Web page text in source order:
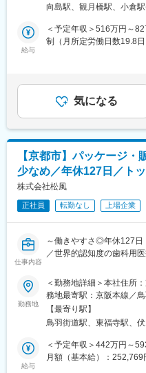
安心安全や、医療従事者
製品が多数あります。寡
る顧客からいかにシェア
【同社について】
当社は売上高256億円、
剤機器メーカーです。
1980年代から他社に先駆
網を拡大してきました。
に伸びているため経営が
変更の範囲：本文参照
ISO13485に基づいた部品
ーカーならではの購買実
・生産中止品発生時の在
連携）
・部品トレーサビリティ
■組織構成
生産グループ27名のうち
資材課は購買4名、資材5
します。
■当社について
医療機器・装置の各分野
す。特に試薬を売るため
ります。製品の本体は年
■特徴、魅力：
（1）働き方
週休2日で休日数130日で
やすく、ワークライフバ
当社は米国大手生化学臨
ンス分析機器及び、臨床
向島駅、観月橋駅、小倉
給与
＜予定年収＞516万円～
制（月所定労働日数19.8
円（一律手当を含む）＜
＞※経験やスキルを考慮
上記は、賞与年5.0ケ月で
与：年2回（過去実績5ヶ
り、選考を通じて上下す
当を含めた表記です。
気になる
【京都市】パッケージ
少なめ／年休127日／ト
株式会社松風
正社員 転勤なし 上場企業
仕事内容
～働きやすさ◎年休127日
／世界的認知度の歯科用
当社は、歯科治療で使用
ーです。業界では「技術
ティやスペックに拘るこ
衛生士など)に支持されて
作担当として活躍頂きま
勤務地
＜勤務地詳細＞本社住所
務地最寄駅：京阪本線／
対策：屋内全面禁煙
【最寄り駅】
鳥羽街道駅、東福寺駅、
給与
＜予定年収＞442万円～
月額（基本給）：